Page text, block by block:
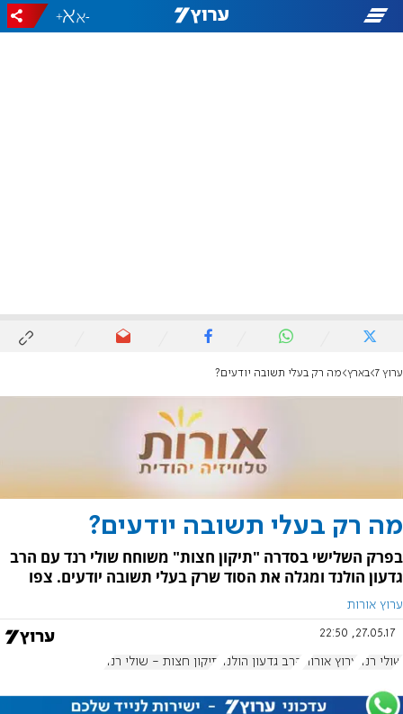
-
+
ערוץ 7 בארץ מה רק בעלי תשובה יודעים?
מה רק בעלי תשובה יודעים?
בפרק השלישי בסדרה "תיקון חצות" משוחח שולי רנד עם הרב
גדעון הולנד ומגלה את הסוד שרק בעלי תשובה יודעים. צפו
ערוץ אורות
27.05.17, 22:50
שולי רנד ערוץ אורות הרב גדעון הולנד תיקון חצות - שולי רנד